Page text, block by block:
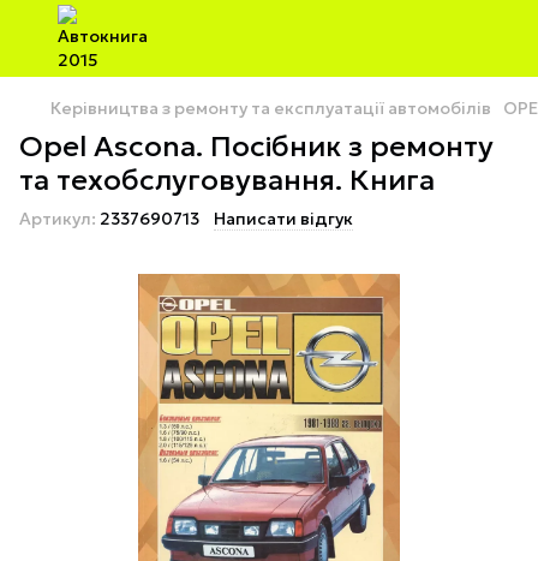
Керівництва з ремонту та експлуатації автомобілів
Opel Ascona. Посібник з ремонту
та техобслуговування. Книга
Артикул: 2337690713 Написати відгук